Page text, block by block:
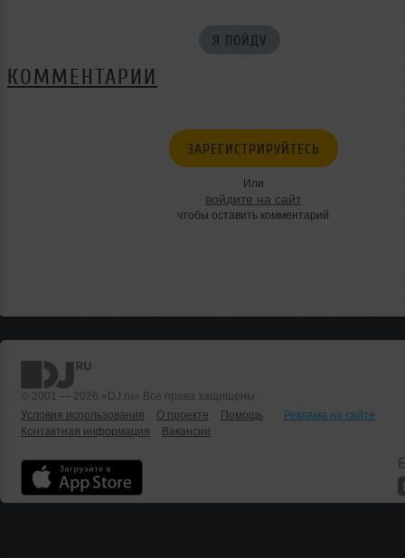
Я ПОЙДУ
КОММЕНТАРИИ
ЗАРЕГИСТРИРУЙТЕСЬ
Или
войдите на сайт
чтобы оставить комментарий
© 2001 — 2026 «DJ.ru» Все права защищены.
Условия использования
О проекте Помощь
Реклама на сайте
Контактная информация
Вакансии